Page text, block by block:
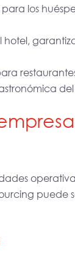
los
hotel,
puede